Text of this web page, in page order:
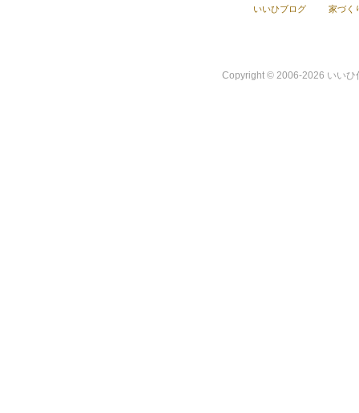
いいひブログ 家づく
Copyright © 2006-2026 いいひ